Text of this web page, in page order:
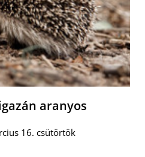
aranyos
16. csütörtök